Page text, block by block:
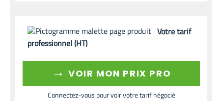
Votre tarif
professionnel (HT)
→ VOIR MON PRIX PRO
Connectez-vous pour voir votre tarif négocié